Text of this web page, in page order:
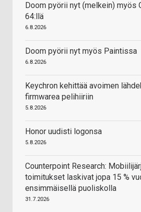
Doom pyörii nyt (melkein) myös
64:llä
6.8.2026
Doom pyörii nyt myös Paintissa
6.8.2026
Keychron kehittää avoimen
firmwarea pelihiiriin
5.8.2026
Honor uudisti logonsa
5.8.2026
Counterpoint Research:
toimitukset laskivat jopa 15 %
ensimmäisellä puoliskolla
31.7.2026